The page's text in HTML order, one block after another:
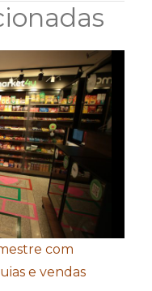
com
e vendas